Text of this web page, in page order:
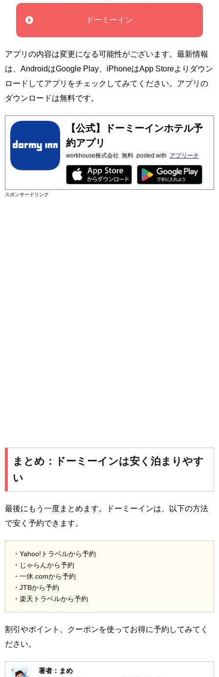
ドーミーイン
アプリの内容は変更になる可能性がございます。最新情報
は、AndroidはGoogle Play、iPhoneはApp Storeよりダウン
ロードしてアプリをチェックしてみてください。アプリの
ダウンロードは無料です。
【公式】ドーミーインホテル予
約アプリ
workhouse株式会社 無料 posted with アプリーチ
スポンサードリンク
まとめ：ドーミーインは安く泊まりやす
い
最後にもう一度まとめます。ドーミーインは、以下の方法
で安く予約できます。
・Yahoo!トラベルから予約
・じゃらんから予約
・一休.comから予約
・JTBから予約
・楽天トラベルから予約
割引やポイント、クーポンを使ってお得に予約してみてく
ださい。
著者：まめ